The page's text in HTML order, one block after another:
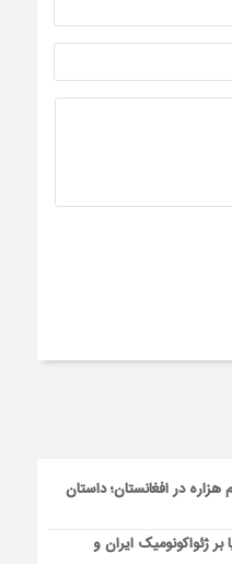
در افغانستان؛ داستان
بر ژئواکونومیک ایران و